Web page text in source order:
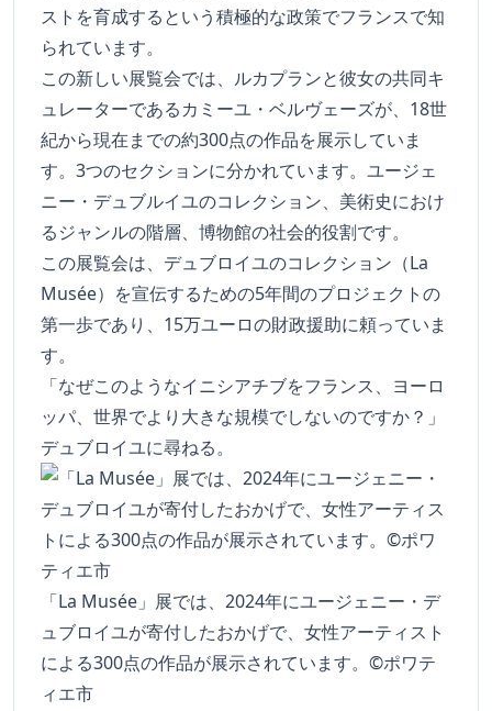
ストを育成するという積極的な政策でフランスで知
られています。
この新しい展覧会では、ルカプランと彼女の共同キ
ュレーターであるカミーユ・ベルヴェーズが、18世
紀から現在までの約300点の作品を展示していま
す。3つのセクションに分かれています。ユージェ
ニー・デュブルイユのコレクション、美術史におけ
るジャンルの階層、博物館の社会的役割です。
この展覧会は、デュブロイユのコレクション（La
Musée）を宣伝するための5年間のプロジェクトの
第一歩であり、15万ユーロの財政援助に頼っていま
す。
「なぜこのようなイニシアチブをフランス、ヨーロ
ッパ、世界でより大きな規模でしないのですか？」
デュブロイユに尋ねる。
「La Musée」展では、2024年にユージェニー・デ
ュブロイユが寄付したおかげで、女性アーティスト
による300点の作品が展示されています。©ポワテ
ィエ市